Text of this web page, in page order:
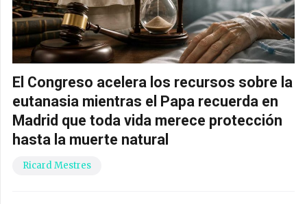
El Congreso acelera los recursos sobre la
eutanasia mientras el Papa recuerda en
Madrid que toda vida merece protección
hasta la muerte natural
Ricard Mestres